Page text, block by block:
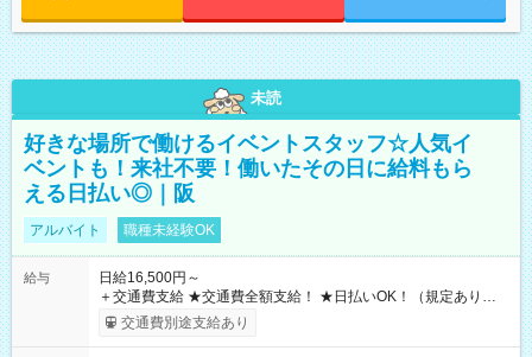
未読
好きな場所で働けるイベントスタッフ☆人気イ
ベントも！来社不要！働いたその日に給料もら
える日払い◎｜阪
アルバイト 職種未経験OK
給与
日給16,500円～
＋交通費支給 ★交通費全額支給！ ★日払いOK！（規定あり） ┗
働いたその日に現金GET♪ お仕事後はコンビニATMから 日払
交通費別途支給あり